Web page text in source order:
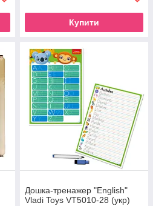
Купити
Дошка-тренажер "English"
Vladi Toys VT5010-28 (укр)